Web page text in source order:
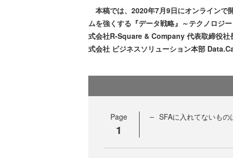
本稿では、2020年7月9日にオンライン
ムを強くする『データ戦略』～テクノロジ
式会社R-Square & Company 代表取締役社
式会社 ビジネスソリューション本部
Page
1
SFAに入れてないも